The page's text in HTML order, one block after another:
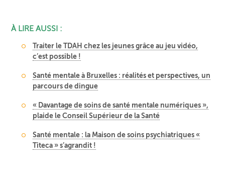
À LIRE AUSSI :
Traiter le TDAH chez les jeunes grâce au jeu vidéo,
c’est possible !
Santé mentale à Bruxelles : réalités et perspectives, un
parcours de dingue
« Davantage de soins de santé mentale numériques »,
plaide le Conseil Supérieur de la Santé
Santé mentale : la Maison de soins psychiatriques «
Titeca » s’agrandit !